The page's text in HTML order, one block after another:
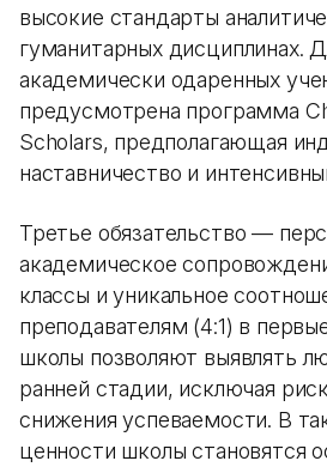
высокие стандарты
гуманитарных дисциплинах.
академически одаренных
предусмотрена программа
Scholars, предполагающая
наставничество и
Третье обязательство —
академическое
классы и уникальное
преподавателям (4:1) в
школы позволяют выявлять
ранней стадии, исключая
снижения успеваемости. В
ценности школы становятся